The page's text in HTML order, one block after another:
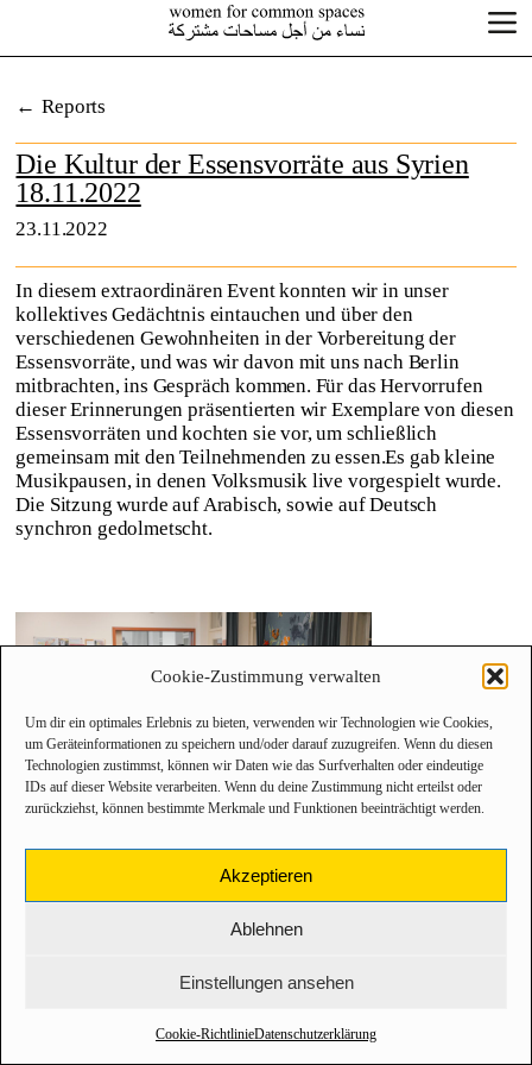
Cookie-Zustimmung verwalten
Um dir ein optimales Erlebnis zu bieten, verwenden wir Technologien wie Cookies,
um Geräteinformationen zu speichern und/oder darauf zuzugreifen. Wenn du diesen
Technologien zustimmst, können wir Daten wie das Surfverhalten oder eindeutige
IDs auf dieser Website verarbeiten. Wenn du deine Zustimmung nicht erteilst oder
zurückziehst, können bestimmte Merkmale und Funktionen beeinträchtigt werden.
Akzeptieren
Ablehnen
Einstellungen ansehen
Cookie-RichtlinieDatenschutzerklärung
Reports
Die Kultur der Essensvorräte aus Syrien
18.11.2022
23.11.2022
In diesem extraordinären Event konnten wir in unser
kollektives Gedächtnis eintauchen und über den
verschiedenen Gewohnheiten in der Vorbereitung der
Essensvorräte, und was wir davon mit uns nach Berlin
mitbrachten, ins Gespräch kommen. Für das Hervorrufen
dieser Erinnerungen präsentierten wir Exemplare von diesen
Essensvorräten und kochten sie vor, um schließlich
gemeinsam mit den Teilnehmenden zu essen.Es gab kleine
Musikpausen, in denen Volksmusik live vorgespielt wurde.
Die Sitzung wurde auf Arabisch, sowie auf Deutsch
synchron gedolmetscht.